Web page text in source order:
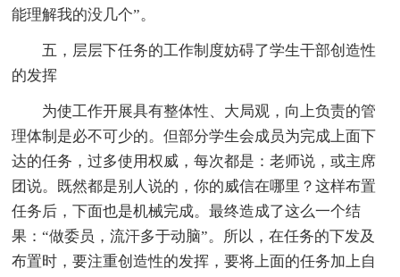
能理解我的没几个”。
五，层层下任务的工作制度妨碍了学生干部创造性
的发挥
为使工作开展具有整体性、大局观，向上负责的管
理体制是必不可少的。但部分学生会成员为完成上面下
达的任务，过多使用权威，每次都是：老师说，或主席
团说。既然都是别人说的，你的威信在哪里？这样布置
任务后，下面也是机械完成。最终造成了这么一个结
果：“做委员，流汗多于动脑”。所以，在任务的下发及
布置时，要注重创造性的发挥，要将上面的任务加上自